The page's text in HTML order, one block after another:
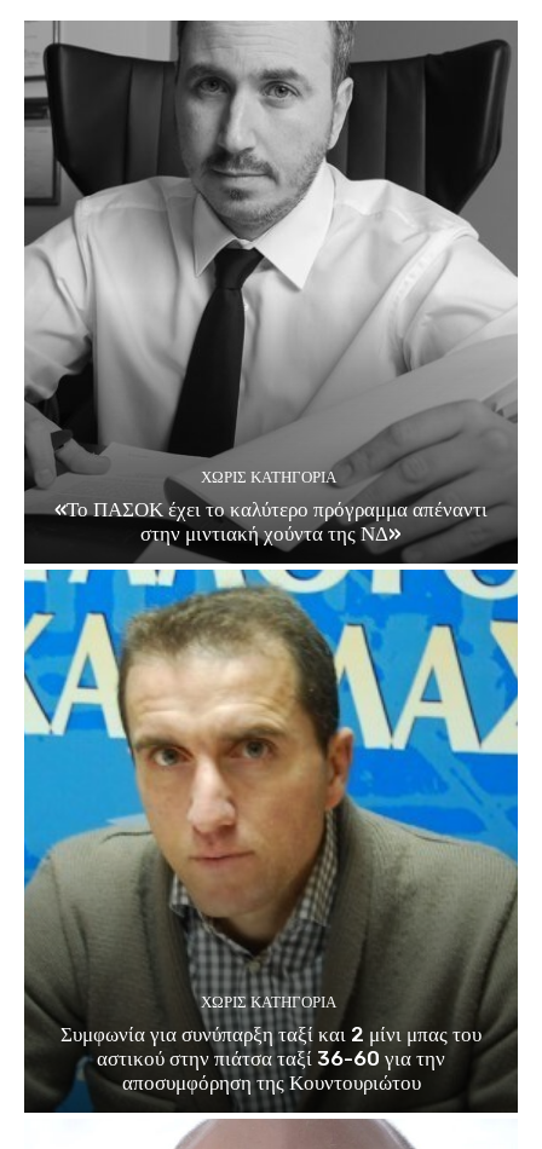
ΧΩΡΊΣ ΚΑΤΗΓΟΡΊΑ
«Το ΠΑΣΟΚ έχει το καλύτερο πρόγραμμα απέναντι
στην μιντιακή χούντα της ΝΔ»
ΧΩΡΊΣ ΚΑΤΗΓΟΡΊΑ
Συμφωνία για συνύπαρξη ταξί και 2 μίνι μπας του
αστικού στην πιάτσα ταξί 36-60 για την
αποσυμφόρηση της Κουντουριώτου